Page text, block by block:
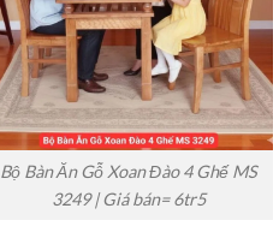
Bộ Bàn Ăn Gỗ Xoan Đào 4 Ghế MS
3249 | Giá bán= 6tr5